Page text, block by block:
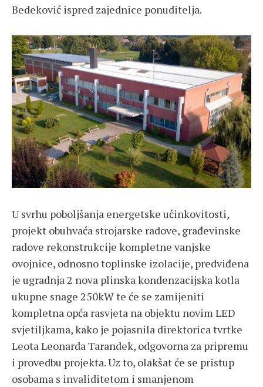
Bedeković ispred zajednice ponuditelja.
U svrhu poboljšanja energetske učinkovitosti,
projekt obuhvaća strojarske radove, građevinske
radove rekonstrukcije kompletne vanjske
ovojnice, odnosno toplinske izolacije, predviđena
je ugradnja 2 nova plinska kondenzacijska kotla
ukupne snage 250kW te će se zamijeniti
kompletna opća rasvjeta na objektu novim LED
svjetiljkama, kako je pojasnila direktorica tvrtke
Leota Leonarda Tarandek, odgovorna za pripremu
i provedbu projekta. Uz to, olakšat će se pristup
osobama s invaliditetom i smanjenom